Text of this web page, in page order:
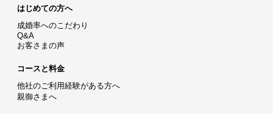
はじめての方へ
成婚率へのこだわり
Q&A
お客さまの声
コースと料金
他社のご利用経験がある方へ
親御さまへ